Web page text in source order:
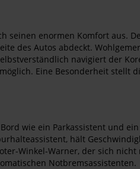
seinen enormen Komfort aus.
des Autos abdeckt.
navigiert der
Eine Besonderheit stellt
wie ein Parkassistent und
hält
Winkel-Warner, der sich
Notbremsassistenten.